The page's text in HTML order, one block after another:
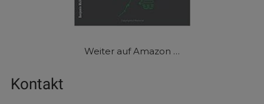
Weiter auf Amazon …
Kontakt